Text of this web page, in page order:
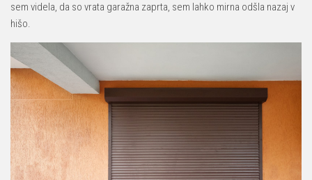
sem videla, da so vrata garažna zaprta, sem lahko mirna odšla nazaj v
hišo.